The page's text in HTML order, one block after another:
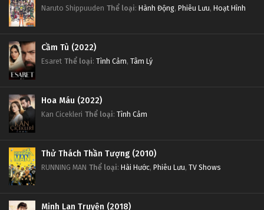
Naruto Shippuuden Thể loại: Hành Động, Phiêu Lưu, Hoạt Hình
Cầm Tù (2022)
Esaret Thể loại: Tình Cảm, Tâm Lý
Hoa Máu (2022)
Kan Cicekleri Thể loại: Tình Cảm
Thử Thách Thần Tượng (2010)
RUNNING MAN Thể loại: Hài Hước, Phiêu Lưu, TV Shows
Minh Lan Truyện (2018)